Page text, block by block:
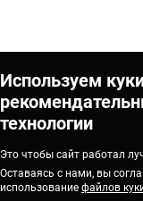
Используем
технологии
Это чтобы сайт работал
Оставаясь с нами, вы
использование файлов
статьи!